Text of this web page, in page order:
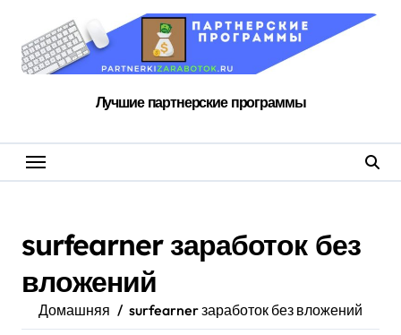
содержанию
Лучшие партнерские программы
surfearner заработок без
вложений
Домашняя surfearner заработок без вложений